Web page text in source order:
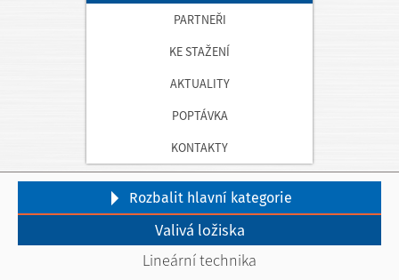
PARTNEŘI
KE STAŽENÍ
AKTUALITY
POPTÁVKA
KONTAKTY
Rozbalit hlavní kategorie
Valivá ložiska
Lineární technika